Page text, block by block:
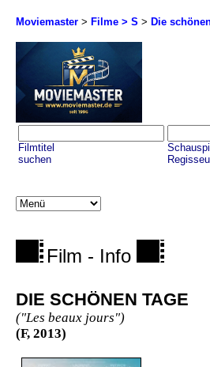
Moviemaster > Filme > S > Die
Filmtitel
suchen
Film - Info
DIE SCHÖNEN TAGE
("Les beaux jours")
(F, 2013)